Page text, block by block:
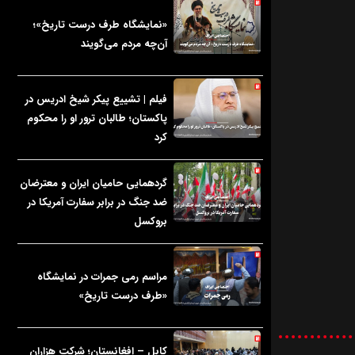
«نمایشگاه طرف درست تاریخ»؛
آن‌چه مردم می‌گویند
فیلم | تشییع پیکر شیخ ادریس در
پاکستان؛ طالبان ترور او را محکوم
کرد
گردهمایی حامیان ایران و معترضان
ضد جنگ در برابر سفارت آمریکا در
بروکسل
مراسم رمی جمرات در نمایشگاه
«طرف درست تاریخ»
کابل – افغانستان؛ شرکت هزاران